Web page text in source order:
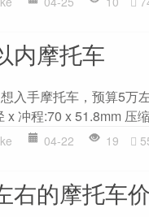
内摩托车
入手摩托车，预算5万
x 冲程:70 x 51.8mm 压
04-22 19
右的摩托车